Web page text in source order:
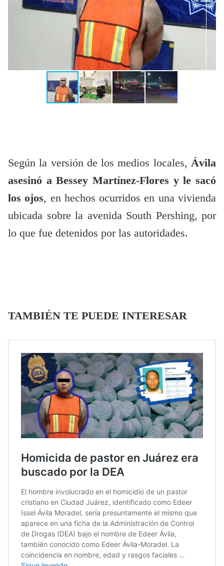
Según la versión de los medios locales, Ávila
asesinó a Bessey Martínez-Flores y le sacó
los ojos, en hechos ocurridos en una vivienda
ubicada sobre la avenida South Pershing, por
lo que fue detenidos por las autoridades.
TAMBIÉN TE PUEDE INTERESAR